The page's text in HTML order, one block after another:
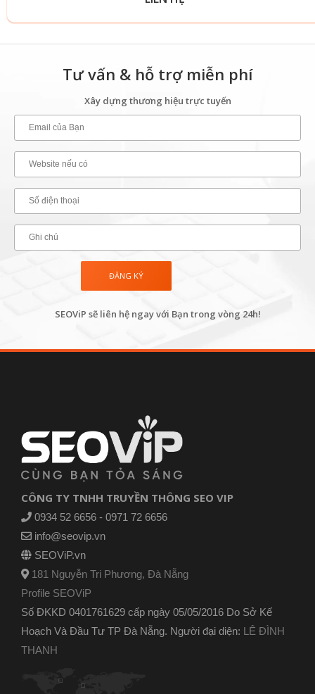
Tư vấn & hỗ trợ miễn phí
Xây dựng thương hiệu trực tuyến
SEOViP sẽ liên hệ ngay với Bạn trong vòng 24h!
CÔNG TY TNHH TRUYỀN THÔNG SEO VIP
0934 52 6656 - 0971 72 6656
info@seovip.vn
SEOViP.vn
181 Nguyễn Tri Phương, Đà Nẵng
Profile SEOViP
Số ĐKKD 0401761629 cấp ngày 05/05/2016 Do Sở Kế
Hoạch Và Đầu Tư TP Đà Nẵng. Người đại diện: LÊ ĐÌNH
THANH